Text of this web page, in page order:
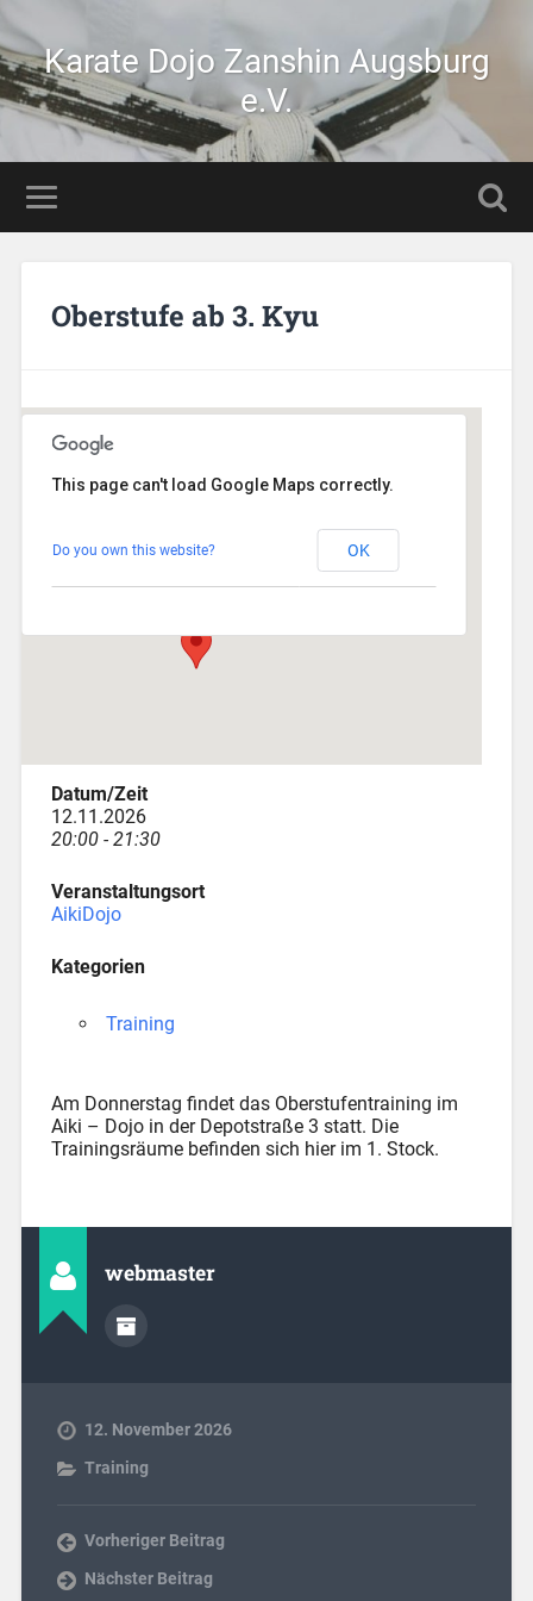
Karate Dojo Zanshin Augsburg
e.V.
Oberstufe ab 3. Kyu
Veranstaltungen
This page can't load Google Maps correctly.
Do you own this website? OK
Datum/Zeit
12.11.2026
20:00 - 21:30
Veranstaltungsort
AikiDojo
Kategorien
Training
Am Donnerstag findet das Oberstufentraining im
Aiki – Dojo in der Depotstraße 3 statt. Die
Trainingsräume befinden sich hier im 1. Stock.
webmaster
12. November 2026
Training
Vorheriger Beitrag
Nächster Beitrag